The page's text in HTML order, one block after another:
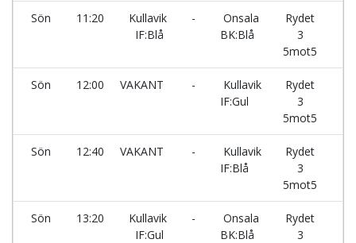
Sön 11:20
Kullavik
IF:Blå
-
Onsala
BK:Blå
Rydet
3
5mot5
Sön 12:00 VAKANT -
Kullavik
IF:Gul
Rydet
3
5mot5
Sön 12:40 VAKANT -
Kullavik
IF:Blå
Rydet
3
5mot5
Sön 13:20
Kullavik
IF:Gul
-
Onsala
BK:Blå
Rydet
3